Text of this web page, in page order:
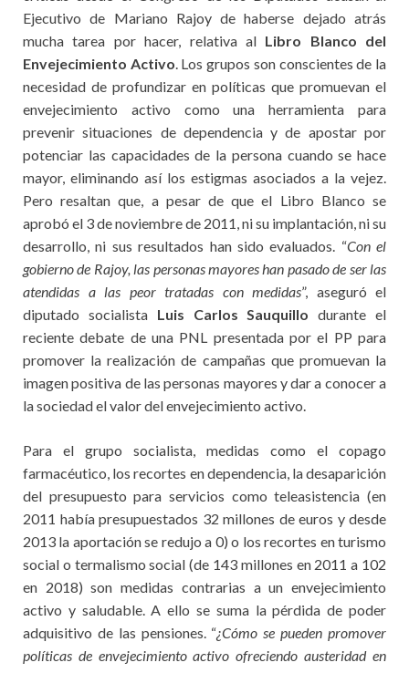
Ejecutivo de Mariano Rajoy de haberse dejado atrás
mucha tarea por hacer, relativa al Libro Blanco del
Envejecimiento Activo. Los grupos son conscientes de la
necesidad de profundizar en políticas que promuevan el
envejecimiento activo como una herramienta para
prevenir situaciones de dependencia y de apostar por
potenciar las capacidades de la persona cuando se hace
mayor, eliminando así los estigmas asociados a la vejez.
Pero resaltan que, a pesar de que el Libro Blanco se
aprobó el 3 de noviembre de 2011, ni su implantación, ni su
desarrollo, ni sus resultados han sido evaluados. “Con el
gobierno de Rajoy, las personas mayores han pasado de ser las
atendidas a las peor tratadas con medidas”, aseguró el
diputado socialista Luis Carlos Sauquillo durante el
reciente debate de una PNL presentada por el PP para
promover la realización de campañas que promuevan la
imagen positiva de las personas mayores y dar a conocer a
la sociedad el valor del envejecimiento activo.
Para el grupo socialista, medidas como el copago
farmacéutico, los recortes en dependencia, la desaparición
del presupuesto para servicios como teleasistencia (en
2011 había presupuestados 32 millones de euros y desde
2013 la aportación se redujo a 0) o los recortes en turismo
social o termalismo social (de 143 millones en 2011 a 102
en 2018) son medidas contrarias a un envejecimiento
activo y saludable. A ello se suma la pérdida de poder
adquisitivo de las pensiones. “¿Cómo se pueden promover
políticas de envejecimiento activo ofreciendo austeridad en